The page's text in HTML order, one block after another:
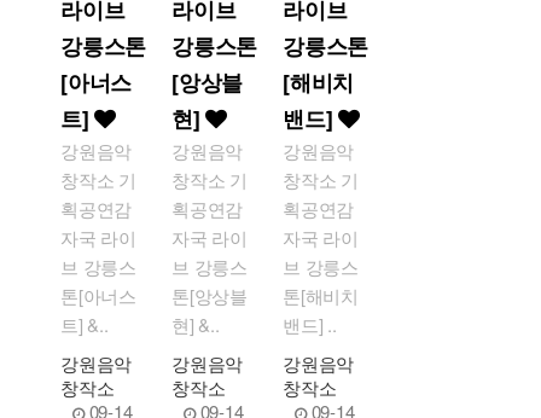
라이브
강릉스톤
[아너스
트]
강원음악
창작소 기
획공연감
자국 라이
브 강릉스
톤[아너스
트] &..
강원음악
창작소
09-14
라이브
강릉스톤
[앙상블
현]
강원음악
창작소 기
획공연감
자국 라이
브 강릉스
톤[앙상블
현] &..
강원음악
창작소
09-14
라이브
강릉스톤
[해비치
밴드]
강원음악
창작소 기
획공연감
자국 라이
브 강릉스
톤[해비치
밴드] ..
강원음악
창작소
09-14